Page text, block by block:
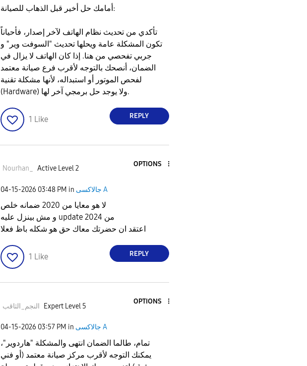
​أمامك حل أخير قبل الذهاب للصيانة:
​تأكدي من تحديث نظام الهاتف لآخر إصدار، فأحياناً
تكون المشكلة عامة ويحلها تحديث "السوفت وير" و
جربي تفحصي من هنا. ​إذا كان الهاتف لا يزال في
الضمان، أنصحك بالتوجه لأقرب فرع صيانة معتمد
لفحص الموتور أو استبداله، لأنها مشكلة تقنية
(Hardware) ولا يوجد حل برمجي آخر لها.
1 Like REPLY
Nourhan_ Active Level 2
OPTIONS
‎04-15-2026 03:48 PM in جالاكسى A
لا هو معايا من 2020 ضمانه خلص
و مش بينزل عليه update من 2024
اعتقد ان حضرتك معاك حق هو شكله باظ فعلا
1 Like REPLY
النجم_الثاقب Expert Level 5
OPTIONS
‎04-15-2026 03:57 PM in جالاكسى A
تمام، طالما الضمان انتهى والمشكلة "هاردوير"،
يمكنك التوجه لأقرب مركز صيانة معتمد (أو فني